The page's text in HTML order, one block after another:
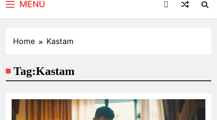
MENU
Home Kastam
Tag:Kastam